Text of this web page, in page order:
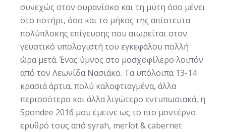
συνεχώς στον ουρανίσκο και τη μύτη όσο μένει
στο ποτήρι, όσο και το μήκος της απίστευτα
πολύπλοκης επίγευσης που αιωρείται στον
γευστικό υπολογιστή του εγκεφάλου πολλή
ώρα μετά. Ένας ύμνος στο μοσχοφίλερο λοιπόν
από τον Λεωνίδα Νασιάκο. Τα υπόλοιπα 13-14
κρασιά άρτια, πολύ καλοφτιαγμένα, άλλα
περισσότερο και άλλα λιγώτερο εντυπωσιακά, η
Spondee 2016 μου έμεινε ως το πιο μοντέρνο
ερυθρό τους από syrah, merlot & cabernet